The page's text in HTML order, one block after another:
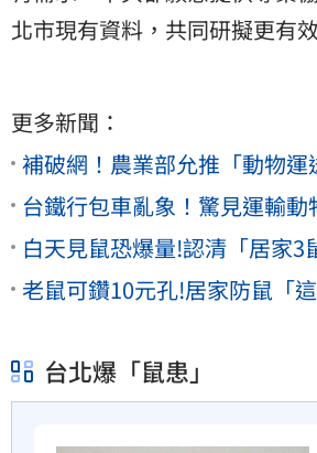
北市現有資料，共同研擬更有
更多新聞：
補破網！農業部允推「動物運
台鐵行包車亂象！驚見運輸動
白天見鼠恐爆量!認清「居家3
老鼠可鑽10元孔!居家防鼠「
台北爆「鼠患」